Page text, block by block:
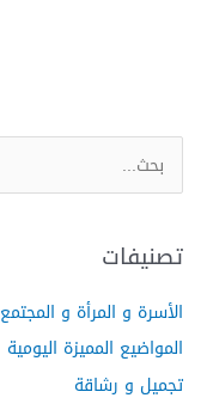
ح
ع
ن
:
تصنيفات
الأسرة و المرأة و المجتمع
المواضيع المميزة اليومية
تجميل و رشاقة